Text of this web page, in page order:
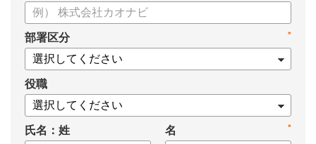
生成AI利用時のポイントや注意事項もまとめているため、これ
から始める方も安心です。評価シートフォーマットの作成や素
案の生成など、コピペで使えるプロンプトも収録！
生成AIを「壁打ち相手」や「作業アシスタント」にして、明日か
らの人事業務を効率化してみませんか？
【資料の内容】
・人事担当者に聞いた「生成AI活用に関する実態調査」
*
部署区分
役職
氏名：姓 *
名